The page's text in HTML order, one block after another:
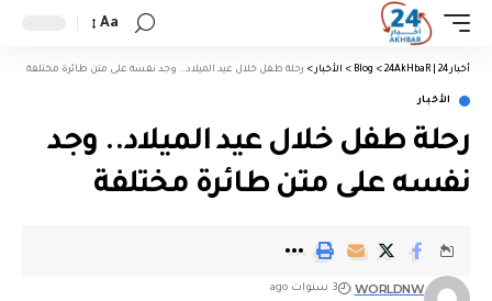
Aa
أخبار 24 | 24AkHbaR >
Blog
> الأخبار > رحلة طفل خلال عيد الميلاد.. وجد نفسه على متن طائرة مختلفة
الأخبار
رحلة طفل خلال عيد الميلاد.. وجد
نفسه على متن طائرة مختلفة
WORLDNW 3 سنوات ago